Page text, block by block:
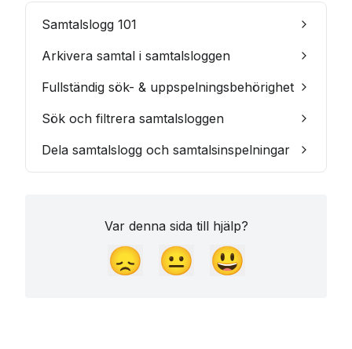
Samtalslogg 101
Arkivera samtal i samtalsloggen
Fullständig sök- & uppspelningsbehörighet
Sök och filtrera samtalsloggen
Dela samtalslogg och samtalsinspelningar
Var denna sida till hjälp?
😞 😐 😃